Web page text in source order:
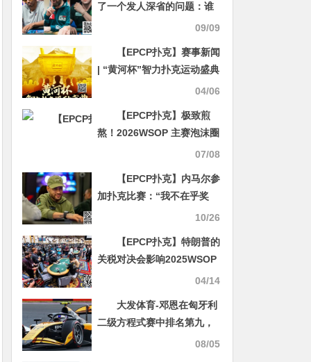
了一个发人深省的问题：谁
09/09
【EPCP扑克】赛事新闻
| “黄河杯”智力扑克运动盛典
济南站定档4月12日-4月17
04/06
【EPCP扑克】极致煎
熬！2026WSOP 主赛泡沫圈
定档 Day4，经典剧本再度
07/08
【EPCP扑克】内马尔参
加扑克比赛：“我不在乎奖
10/26
【EPCP扑克】特朗普的
关税对决会影响2025WSOP
04/14
大发体育-邓恩在匈牙利
二级方程式赛中排名第九，
大发助力你的致富之路！08/05